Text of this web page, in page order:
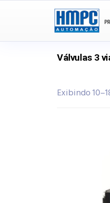
Válvulas 3
Exibindo